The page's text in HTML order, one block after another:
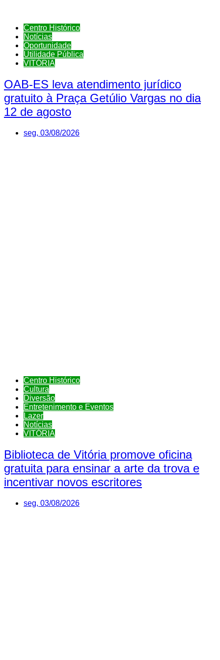
Centro Histórico
Notícias
Oportunidade
Utilidade Pública
VITÓRIA
OAB-ES leva atendimento jurídico
gratuito à Praça Getúlio Vargas no dia
12 de agosto
seg, 03/08/2026
Centro Histórico
Cultura
Diversão
Entretenimento e Eventos
Lazer
Notícias
VITÓRIA
Biblioteca de Vitória promove oficina
gratuita para ensinar a arte da trova e
incentivar novos escritores
seg, 03/08/2026